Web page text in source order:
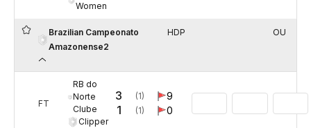
Women
Brazilian Campeonato
Amazonense2
HDP OU
FT
RB do
Norte
Clube
Clipper
3
1
(1)
(1)
9
0